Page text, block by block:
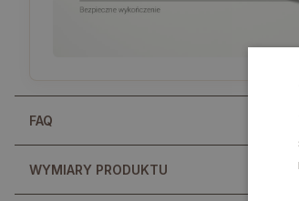
FAQ
WYMIARY PRODUKTU